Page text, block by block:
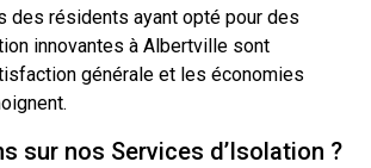
des résidents ayant opté pour des
innovantes à Albertville sont
générale et les économies
sur nos Services d’Isolation ?